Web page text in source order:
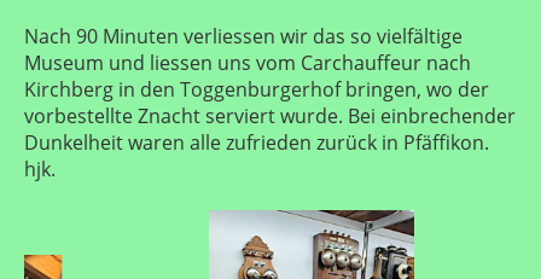
Nach 90 Minuten verliessen wir das so vielfältige
Museum und liessen uns vom Carchauffeur nach
Kirchberg in den Toggenburgerhof bringen, wo der
vorbestellte Znacht serviert wurde. Bei einbrechender
Dunkelheit waren alle zufrieden zurück in Pfäffikon.
hjk.